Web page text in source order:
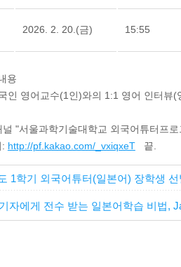
2026. 2. 20.(금) 15:55
용
인 영어교수(1인)와의 1:1 영어 인터뷰
"서울과학기술대학교 외국어튜터프
http://pf.kakao.com/_vxiqxeT끝.
1학기 외국어튜터(일본어) 장학생
자에게 전수 받는 일본어학습 비법,